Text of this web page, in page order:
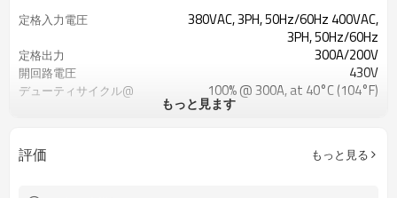
定格入力電圧
380VAC, 3PH, 50Hz/60Hz 400VAC,
3PH, 50Hz/60Hz
定格出力 300A/200V
開回路電圧 430V
デューティサイクル@
100% @ 300A, at 40°C (104°F)
能率
保証 1 年保証
もっと見ます
評価 もっと見る